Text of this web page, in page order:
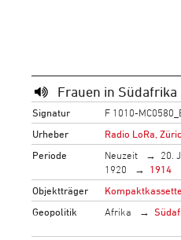
Frauen in Südafrika
Signatur
F 1010-
Urheber
Radio LoRa,
Periode
Neuzeit 20.
1920
1914
Objektträger
Kompaktkassette
Geopolitik
Afrika